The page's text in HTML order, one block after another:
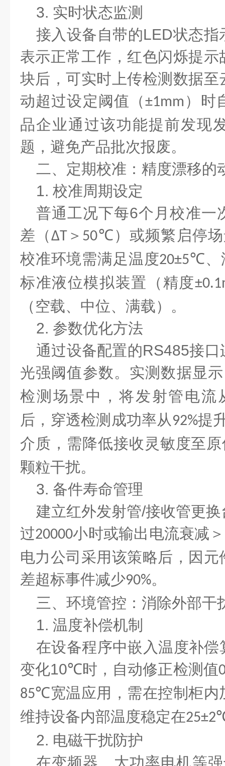
3. 实时状态监测
接入设备自带的LED状态指
表示正常工作，红色闪烁提
块后，可实时上传检测数据
动超过设定阈值（±1mm ）时
品企业通过该功能提前发现
题，避免产品批次报废。
二、定期校准：精度漂移的
1. 校准周期设定
普通工况下每6个月校准一
差（ΔT ＞ 50℃）或频繁启停
校准环境需满足温度20±5℃
标准液位模拟装置（精度
（空载、中位、满载）。
2. 参数优化方法
通过设备配置的RS485接口
光强阈值参数。实测数据显
检测场景中，将发射管电流
后，穿透检测成功率从92%提
介质，需降低接收灵敏度至
颗粒干扰。
3. 备件寿命管理
建立红外发射管/接收管更
过20000小时或输出电流衰减＞
电力公司采用该策略后，因
差超标事件减少90%。
三、环境管控：消除外部干
1. 温度补偿机制
在设备程序中嵌入温度补
变化10℃时，自动修正检测值
85℃宽温应用，需在控制柜
维持设备内部温度稳定在
2. 电磁干扰防护
在变频器、大功率电机等